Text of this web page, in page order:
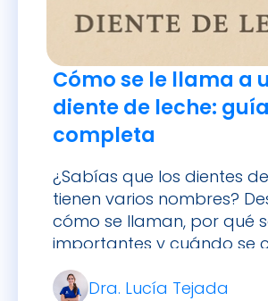
Cómo se le llama a
diente de leche: guía
completa
¿Sabías que los dientes
tienen varios nombres?
cómo se llaman, por qué
importantes y cuándo se
guía completa sobre la
temporal.
Dra. Lucía Tejada